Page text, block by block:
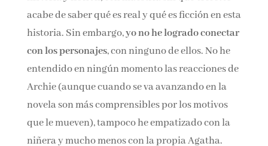
El secreto de Agathame ha gustado por la
manera que tiene la autora demezclar
realidad, historia y ficción,con maestría sin
que el lector acabe de saber qué es real y qué es
ficción en esta historia. Sin embargo,yo no he
logrado conectar con los personajes, con
ninguno de ellos. No he entendido en ningún
momento las reacciones de Archie (aunque